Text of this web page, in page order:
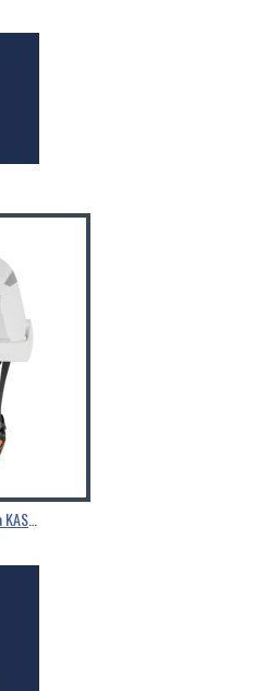
Високовидима предпазна каска KASK PRIMERO HI VIZ